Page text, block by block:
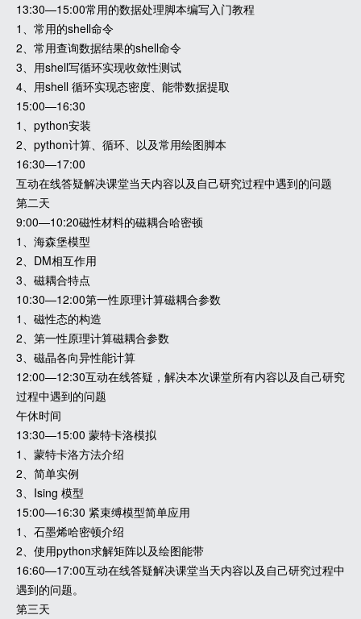
13:30—15:00常用的数据处理脚本编写入门教程
1、常用的shell命令
2、常用查询数据结果的shell命令
3、用shell写循环实现收敛性测试
4、用shell 循环实现态密度、能带数据提取
15:00—16:30
1、python安装
2、python计算、循环、以及常用绘图脚本
16:30—17:00
互动在线答疑解决课堂当天内容以及自己研究过程中遇到的问题
第二天
9:00—10:20磁性材料的磁耦合哈密顿
1、海森堡模型
2、DM相互作用
3、磁耦合特点
10:30—12:00第一性原理计算磁耦合参数
1、磁性态的构造
2、第一性原理计算磁耦合参数
3、磁晶各向异性能计算
12:00—12:30互动在线答疑，解决本次课堂所有内容以及自己研究
过程中遇到的问题
午休时间
13:30—15:00 蒙特卡洛模拟
1、蒙特卡洛方法介绍
2、简单实例
3、Ising 模型
15:00—16:30 紧束缚模型简单应用
1、石墨烯哈密顿介绍
2、使用python求解矩阵以及绘图能带
16:60—17:00互动在线答疑解决课堂当天内容以及自己研究过程中
遇到的问题。
第三天